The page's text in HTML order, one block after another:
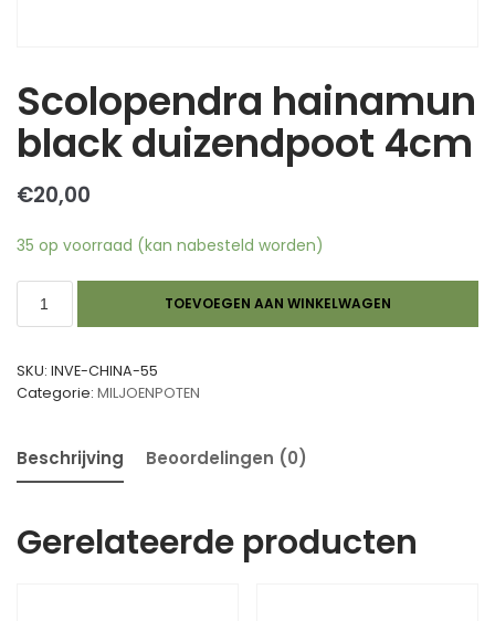
Scolopendra hainamun
black duizendpoot 4cm
€20,00
35 op voorraad (kan nabesteld worden)
TOEVOEGEN AAN WINKELWAGEN
SKU: INVE-CHINA-55
Categorie: MILJOENPOTEN
Beschrijving Beoordelingen (0)
Gerelateerde producten